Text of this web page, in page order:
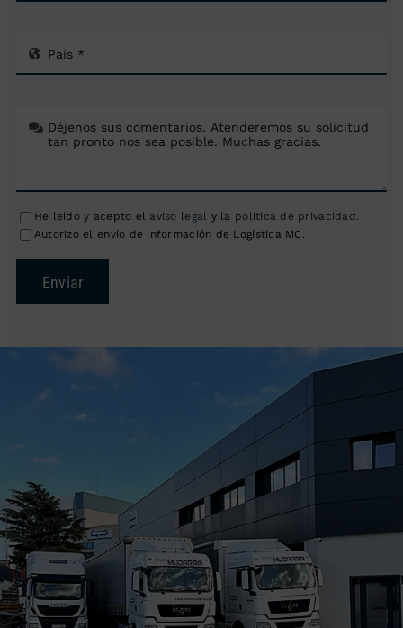
He leído y acepto el aviso legal y la política de privacidad .
Autorizo el envío de información de Logística MC.
Enviar